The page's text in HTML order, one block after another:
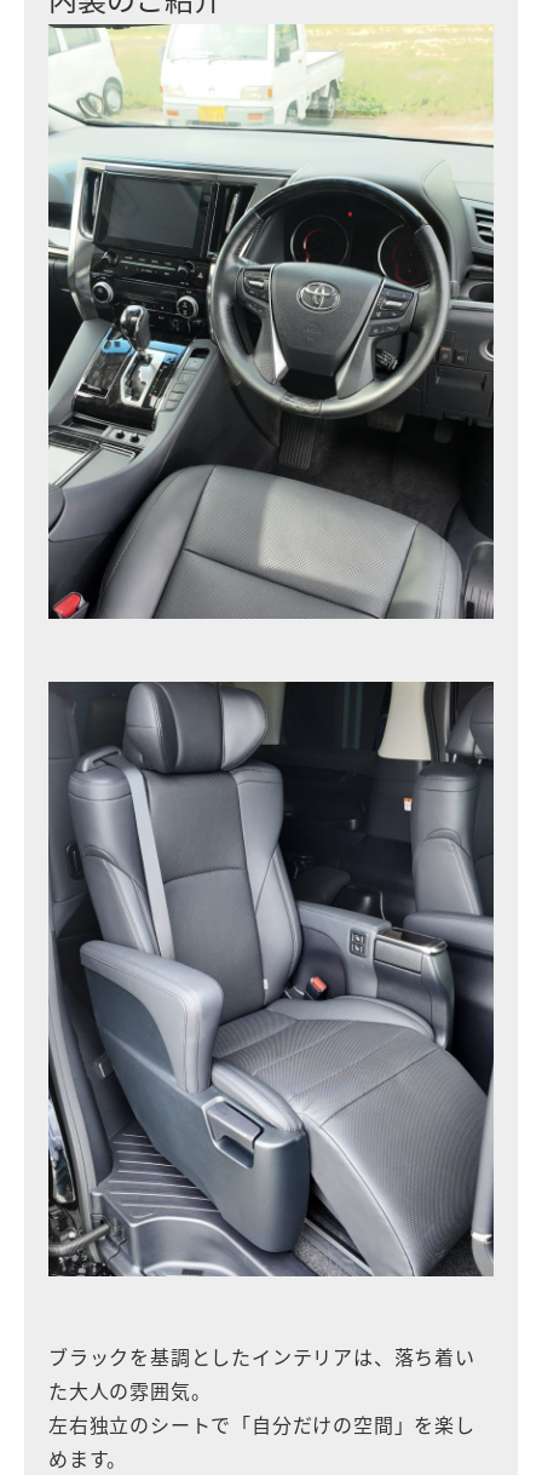
ブラックを基調としたインテリアは、落ち着い
た大人の雰囲気。
左右独立のシートで「自分だけの空間」を楽し
めます。